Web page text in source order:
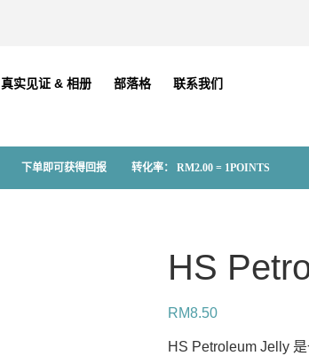
真实见证 & 相册 部落格 联系我们
下单即可获得回报 转化率： RM2.00= 1POINTS
HS
RM8.50
HS Petroleum Jelly